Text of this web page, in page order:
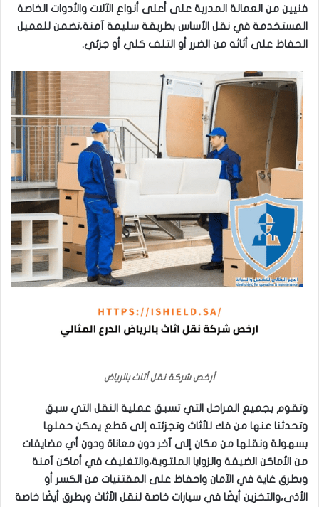
فنيين من العمالة المدربة على أعلى أنواع الآلات والأدوات الخاصة
المستخدمة في نقل الأساس بطريقة سليمة آمنة،تضمن للعميل
الحفاظ على أثاثه من الضرر أو التلف كلي أو جزئي.
أرخص شركة نقل أثاث بالرياض
وتقوم بجميع المراحل التي تسبق عملية النقل التي سبق
وتحدثنا عنها من فك للأثاث وتجزئته إلى قطع يمكن حملها
بسهولة ونقلها من مكان إلى آخر دون معاناة ودون أي مضايقات
من الأماكن الضيقة والزوايا الملتوية،والتغليف في أماكن آمنة
وبطرق غاية في الآمان واحفاظ على المقتنيات من الكسر أو
الأذى،والتخزين أيضًا في سيارات خاصة لنقل الأثاث وبطرق أيضًا خاصة